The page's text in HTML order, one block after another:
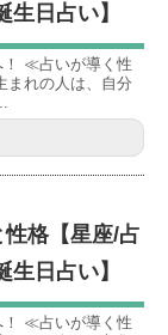
日占い】
！ ≪占いが導く性
れの人は、自分
格【星座/占
日占い】
！ ≪占いが導く性